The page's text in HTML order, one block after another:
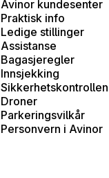
Avinor kundesenter
Praktisk info
Ledige stillinger
Assistanse
Bagasjeregler
Innsjekking
Sikkerhetskontrollen
Droner
Parkeringsvilkår
Personvern i Avinor